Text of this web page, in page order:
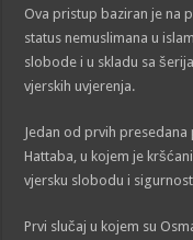
Ova pristup baziran je na
status nemuslimana u
slobode i u skladu sa
vjerskih uvjerenja.
Jedan od prvih
Hattaba, u kojem je
vjersku slobodu i
Prvi slučaj u kojem su